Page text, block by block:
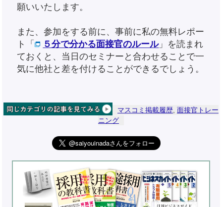
願いいたします。
また、参加をする前に、事前に私の無料レポー
ト「
５分で分かる面接官のルール」を読まれ
ておくと、当日のセミナーと合わせることで一
気に他社と差を付けることができるでしょう。
マスコミ掲載履歴, 面接官トレー
ニング